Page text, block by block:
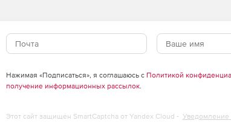
/сохранение / события/ резервное копирование и
Нажимая «Подписаться», я соглашаюсь с Политикой
получение информационных рассылок.
Этот сайт защищен SmartCaptcha от Yandex Cloud - Уведомление